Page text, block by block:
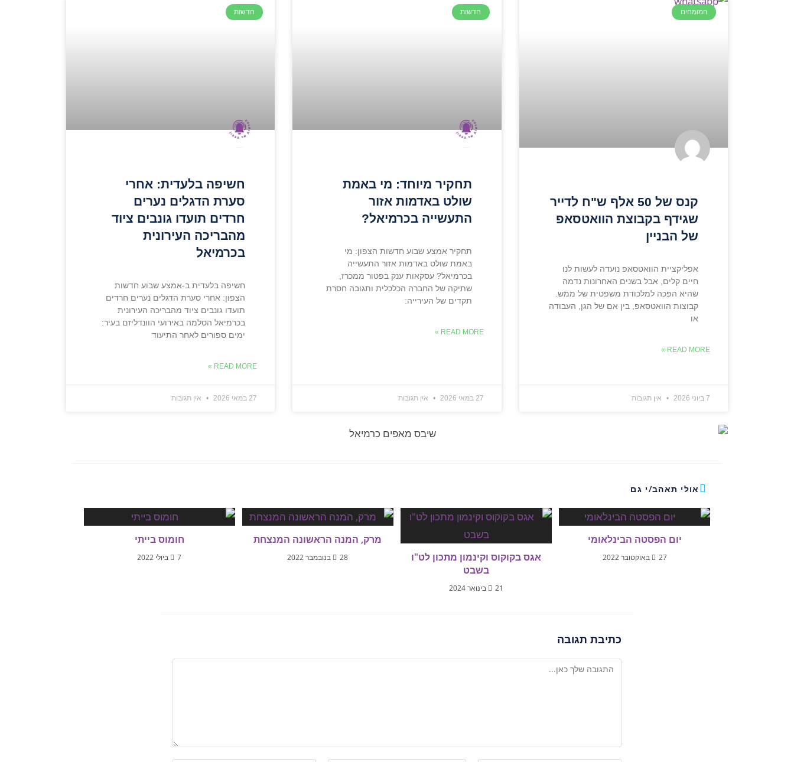
המומחים
קנס של 50 אלף ש"ח לדייר
שגידף בקבוצת הוואטסאפ
של הבניין
אפליקציית הוואטסאפ נועדה לעשות לנו
חיים קלים, אבל בשנים האחרונות נדמה
שהיא הפכה למלכודת משפטית של ממש.
קבוצות הוואטסאפ, בין אם של הגן, העבודה
או
READ MORE »
7 ביוני 2026 אין תגובות
חדשות
תחקיר מיוחד: מי באמת
שולט באדמות אזור
התעשייה בכרמיאל?
תחקיר אמצע שבוע חדשות הצפון: מי
באמת שולט באדמות אזור התעשייה
בכרמיאל? עסקאות ענק בפטור ממכרז,
שתיקה של החברה הכלכלית ותגובה חסרת
תקדים של העירייה:
READ MORE »
27 במאי 2026 אין תגובות
חדשות
חשיפה בלעדית: אחרי
סערת הדגלים נערים
חרדים תועדו גונבים ציוד
מהבריכה העירונית
בכרמיאל
חשיפה בלעדית ב-אמצע שבוע חדשות
הצפון: אחרי סערת הדגלים נערים חרדים
תועדו גונבים ציוד מהבריכה העירונית
בכרמיאל הסלמה באירועי הוונדליזם בעיר:
ימים ספורים לאחר התיעוד
READ MORE »
27 במאי 2026 אין תגובות
אולי תאהב/י גם
חומוס בייתי
7 ביולי 2022
מרק, המנה הראשונה המנצחת
28 בנובמבר 2022
אגס בקוקוס וקינמון מתכון לט"ו
בשבט
21 בינואר 2024
יום הפסטה הבינלאומי
27 באוקטובר 2022
כתיבת תגובה